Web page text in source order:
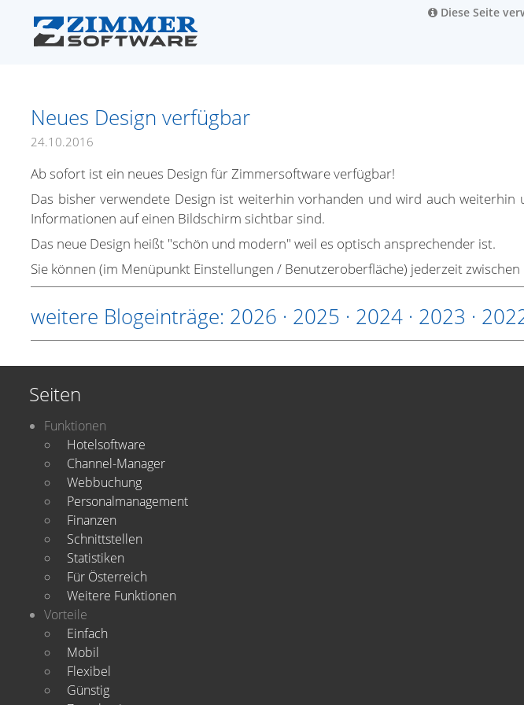
Diese Seite
Neues Design verfügbar
24.10.2016
Ab sofort ist ein neues Design für Zimmersoftware verfügbar!
Das bisher verwendete Design ist weiterhin vorhanden und wird auch
Informationen auf einen Bildschirm sichtbar sind.
Das neue Design heißt "schön und modern" weil es optisch ansprechender ist.
Sie können (im Menüpunkt Einstellungen / Benutzeroberfläche) jederzeit
weitere Blogeinträge: 2026 · 2025 · 2024 · 2023 ·
Seiten
Funktionen
Hotelsoftware
Channel-Manager
Webbuchung
Personalmanagement
Finanzen
Schnittstellen
Statistiken
Für Österreich
Weitere Funktionen
Vorteile
Einfach
Mobil
Flexibel
Günstig